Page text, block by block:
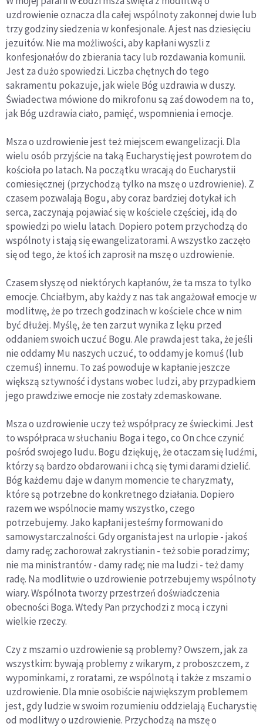
uzdrowienie oznacza dla całej wspólnoty zakonnej dwie lub
trzy godziny siedzenia w konfesjonale. A jest nas dziesięciu
jezuitów. Nie ma możliwości, aby kapłani wyszli z
konfesjonałów do zbierania tacy lub rozdawania komunii.
Jest za dużo spowiedzi. Liczba chętnych do tego
sakramentu pokazuje, jak wiele Bóg uzdrawia w duszy.
Świadectwa mówione do mikrofonu są zaś dowodem na to,
jak Bóg uzdrawia ciało, pamięć, wspomnienia i emocje.
Msza o uzdrowienie jest też miejscem ewangelizacji. Dla
wielu osób przyjście na taką Eucharystię jest powrotem do
kościoła po latach. Na początku wracają do Eucharystii
comiesięcznej (przychodzą tylko na mszę o uzdrowienie). Z
czasem pozwalają Bogu, aby coraz bardziej dotykał ich
serca, zaczynają pojawiać się w kościele częściej, idą do
spowiedzi po wielu latach. Dopiero potem przychodzą do
wspólnoty i stają się ewangelizatorami. A wszystko zaczęło
się od tego, że ktoś ich zaprosił na mszę o uzdrowienie.
Czasem słyszę od niektórych kapłanów, że ta msza to tylko
emocje. Chciałbym, aby każdy z nas tak angażował emocje w
modlitwę, że po trzech godzinach w kościele chce w nim
być dłużej. Myślę, że ten zarzut wynika z lęku przed
oddaniem swoich uczuć Bogu. Ale prawda jest taka, że jeśli
nie oddamy Mu naszych uczuć, to oddamy je komuś (lub
czemuś) innemu. To zaś powoduje w kapłanie jeszcze
większą sztywność i dystans wobec ludzi, aby przypadkiem
jego prawdziwe emocje nie zostały zdemaskowane.
Msza o uzdrowienie uczy też współpracy ze świeckimi. Jest
to współpraca w słuchaniu Boga i tego, co On chce czynić
pośród swojego ludu. Bogu dziękuję, że otaczam się ludźmi,
którzy są bardzo obdarowani i chcą się tymi darami dzielić.
Bóg każdemu daje w danym momencie te charyzmaty,
które są potrzebne do konkretnego działania. Dopiero
razem we wspólnocie mamy wszystko, czego
potrzebujemy. Jako kapłani jesteśmy formowani do
samowystarczalności. Gdy organista jest na urlopie - jakoś
damy radę; zachorował zakrystianin - też sobie poradzimy;
nie ma ministrantów - damy radę; nie ma ludzi - też damy
radę. Na modlitwie o uzdrowienie potrzebujemy wspólnoty
wiary. Wspólnota tworzy przestrzeń doświadczenia
obecności Boga. Wtedy Pan przychodzi z mocą i czyni
wielkie rzeczy.
Czy z mszami o uzdrowienie są problemy? Owszem, jak za
wszystkim: bywają problemy z wikarym, z proboszczem, z
wypominkami, z roratami, ze wspólnotą i także z mszami o
uzdrowienie. Dla mnie osobiście największym problemem
jest, gdy ludzie w swoim rozumieniu oddzielają Eucharystię
od modlitwy o uzdrowienie. Przychodzą na mszę o